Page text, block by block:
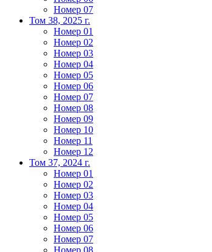
Номер 07
Том 38, 2025 г.
Номер 01
Номер 02
Номер 03
Номер 04
Номер 05
Номер 06
Номер 07
Номер 08
Номер 09
Номер 10
Номер 11
Номер 12
Том 37, 2024 г.
Номер 01
Номер 02
Номер 03
Номер 04
Номер 05
Номер 06
Номер 07
Номер 08